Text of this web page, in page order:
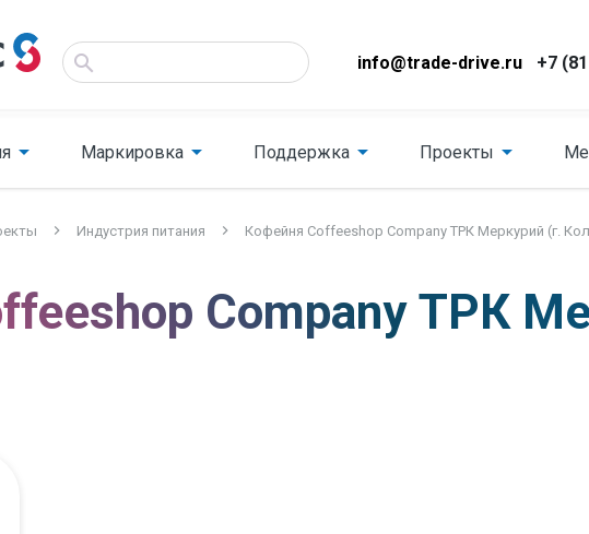
info@trade-drive.ru +7
Маркировка Поддержка Проекты
Индустрия питания Кофейня Coffeeshop Company ТРК Меркурий (г.
Company ТРК